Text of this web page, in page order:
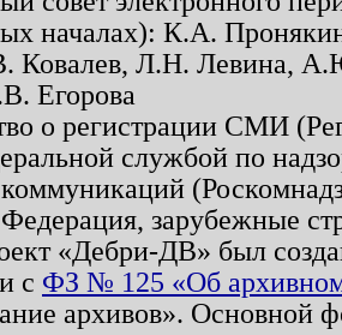
началах): К.А.
Л.Н. Левина,
Егорова
о регистрации СМИ
службой по
зарубежные
«Дебри-ДВ» был
с ФЗ № 125 «Об
архивов». Основной